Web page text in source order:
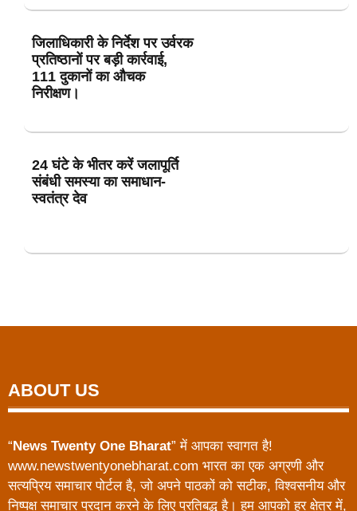
जिलाधिकारी के निर्देश पर उर्वरक
प्रतिष्ठानों पर बड़ी कार्रवाई,
111 दुकानों का औचक
निरीक्षण।
24 घंटे के भीतर करें जलापूर्ति
संबंधी समस्या का समाधान-
स्वतंत्र देव
ABOUT US
“ News Twenty One Bharat” में आपका स्वागत है!
www.newstwentyonebharat.com भारत का एक अग्रणी और
सत्यप्रिय समाचार पोर्टल है, जो अपने पाठकों को सटीक, विश्वसनीय और
निष्पक्ष समाचार प्रदान करने के लिए प्रतिबद्ध है। हम आपको हर क्षेत्र में,